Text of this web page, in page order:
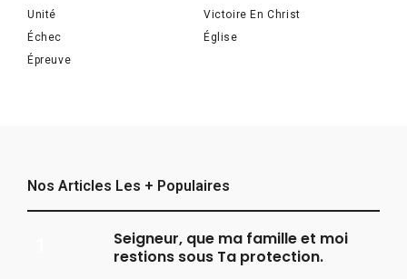
Unité
Victoire En Christ
Échec
Église
Épreuve
Nos Articles Les + Populaires
Seigneur, que ma famille et moi
restions sous Ta protection.